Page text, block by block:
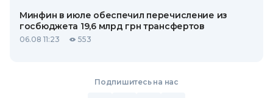
Минфин в июле обеспечил перечисление из
госбюджета 19,6 млрд грн трансфертов
06.08 11:23 553
Подпишитесь на нас